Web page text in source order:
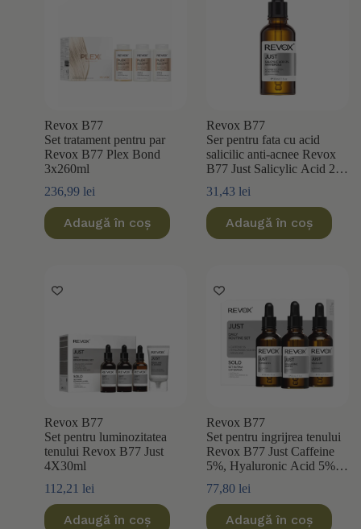
Revox B77
Set tratament pentru par
Revox B77 Plex Bond
3x260ml
236,99 lei
Adaugă în coș
Revox B77
Ser pentru fata cu acid
salicilic anti-acnee Revox
B77 Just Salicylic Acid 2%
31,43 lei
Adaugă în coș
Revox B77
Set pentru luminozitatea
tenului Revox B77 Just
4X30ml
112,21 lei
Adaugă în coș
Revox B77
Set pentru ingrijrea tenului
Revox B77 Just Caffeine
5%, Hyaluronic Acid 5%,
77,80 lei
Adaugă în coș